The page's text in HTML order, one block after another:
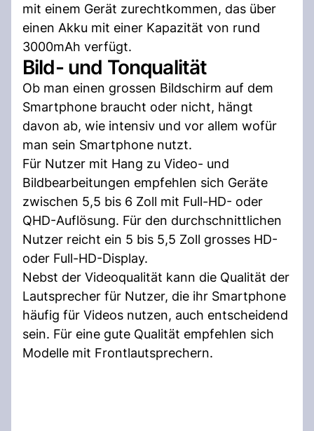
mit einem Gerät zurechtkommen, das über
einen Akku mit einer Kapazität von rund
3000mAh verfügt.
Bild- und Tonqualität
Ob man einen grossen Bildschirm auf dem
Smartphone braucht oder nicht, hängt
davon ab, wie intensiv und vor allem wofür
man sein Smartphone nutzt.
Für Nutzer mit Hang zu Video- und
Bildbearbeitungen empfehlen sich Geräte
zwischen 5,5 bis 6 Zoll mit Full-HD- oder
QHD-Auflösung. Für den durchschnittlichen
Nutzer reicht ein 5 bis 5,5 Zoll grosses HD-
oder Full-HD-Display.
Nebst der Videoqualität kann die Qualität der
Lautsprecher für Nutzer, die ihr Smartphone
häufig für Videos nutzen, auch entscheidend
sein. Für eine gute Qualität empfehlen sich
Modelle mit Frontlautsprechern.